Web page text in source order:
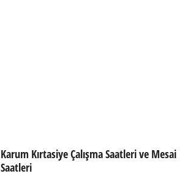
Karum Kırtasiye Çalışma Saatleri ve Mesai
Saatleri